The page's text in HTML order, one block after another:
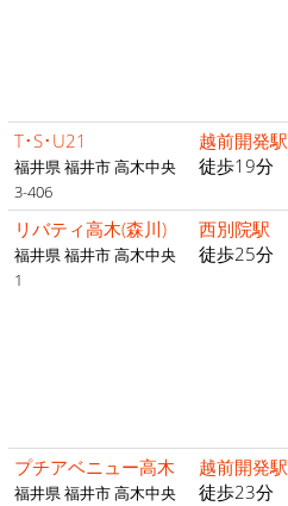
T･S･U21
福井県 福井市 高木中央
3-406
越前開発駅
徒歩19分
リバティ高木(森川)
福井県 福井市 高木中央
1
西別院駅
徒歩25分
プチアベニュー高木
福井県 福井市 高木中央
越前開発駅
徒歩23分